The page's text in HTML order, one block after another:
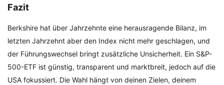
Fazit
Berkshire hat über Jahrzehnte eine herausragende Bilanz, im
letzten Jahrzehnt aber den Index nicht mehr geschlagen, und
der Führungswechsel bringt zusätzliche Unsicherheit. Ein S&P-
500-ETF ist günstig, transparent und marktbreit, jedoch auf die
USA fokussiert. Die Wahl hängt von deinen Zielen, deinem